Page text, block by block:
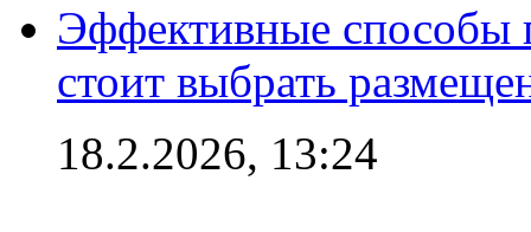
Эффективные способы
стоит выбрать
18.2.2026, 13:24